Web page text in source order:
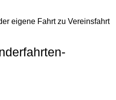
eigene Fahrt zu Vereinsfahrt